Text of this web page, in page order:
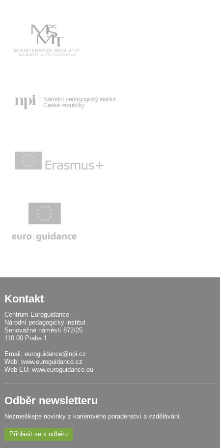
Kontakt
Centrum Euroguidance
Národní pedagogický institut
Senovážné náměstí 872/25
110 00 Praha 1
Email: euroguidance@npi.cz
Web: www.euroguidance.cz
Web EU: www.euroguidance.eu
Odběr newsletteru
Nezmeškejte novinky z kariérového poradenství a vzdělávání.
Přihlásit se k odběru